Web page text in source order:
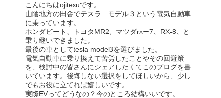
こんにちはojitesuです。
山陰地方の田舎でテスラ モデル３という電気自動車
に乗っています。
ホンダビート、トヨタMR2、マツダrxー7、RX-8、と
乗り継いできました。
最後の車としてtesla model3を選びました。
電気自動車に乗り換えて苦労したことやその回避策
を、検討中の皆さんにシェアしたくてこのブログを書
いています。後悔しない選択をしてほしいから、少し
でもお役に立てれば嬉しいです。
実際EVってどうなの？今のところ結構いいです。